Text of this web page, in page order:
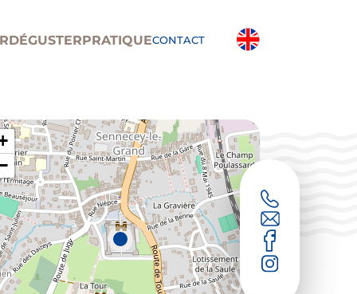
DÉGUSTERPRATIQUECONTACT